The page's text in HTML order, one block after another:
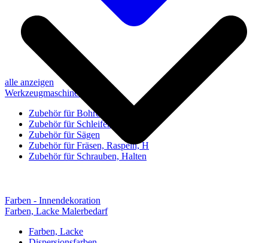
alle anzeigen
Werkzeugmaschinen-Zubehör
Zubehör für Bohren, Bohrhilfen
Zubehör für Schleifen, Poliere
Zubehör für Sägen
Zubehör für Fräsen, Raspeln, H
Zubehör für Schrauben, Halten
Farben - Innendekoration
Farben, Lacke Malerbedarf
Farben, Lacke